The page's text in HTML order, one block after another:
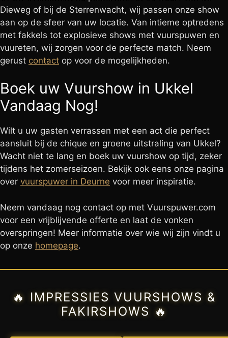
Dieweg of bij de Sterrenwacht, wij passen onze show
aan op de sfeer van uw locatie. Van intieme optredens
met fakkels tot explosieve shows met vuurspuwen en
vuureten, wij zorgen voor de perfecte match. Neem
gerust contact op voor de mogelijkheden.
Boek uw Vuurshow in Ukkel
Vandaag Nog!
Wilt u uw gasten verrassen met een act die perfect
aansluit bij de chique en groene uitstraling van Ukkel?
Wacht niet te lang en boek uw vuurshow op tijd, zeker
tijdens het zomerseizoen. Bekijk ook eens onze pagina
over vuurspuwer in Deurne voor meer inspiratie.
Neem vandaag nog contact op met Vuurspuwer.com
voor een vrijblijvende offerte en laat de vonken
overspringen! Meer informatie over wie wij zijn vindt u
op onze homepage.
🔥 IMPRESSIES VUURSHOWS &
FAKIRSHOWS 🔥